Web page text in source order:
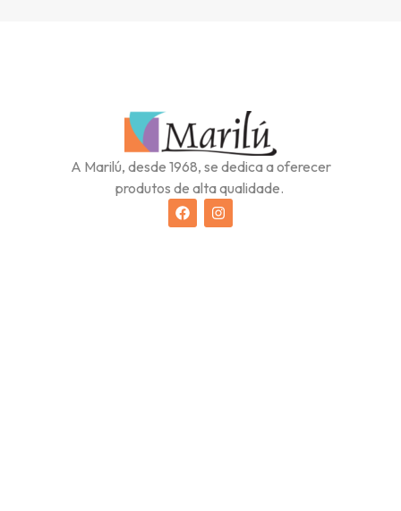
A Marilú, desde 1968, se dedica a oferecer
produtos de alta qualidade.